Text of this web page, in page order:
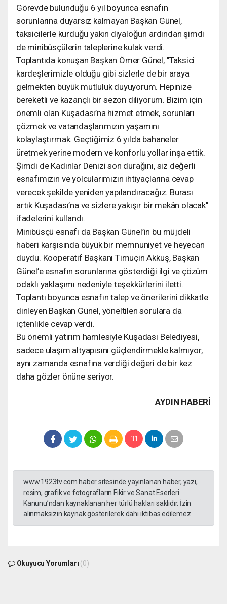
Görevde bulunduğu 6 yıl boyunca esnafın
sorunlarına duyarsız kalmayan Başkan Günel,
taksicilerle kurduğu yakın diyaloğun ardından şimdi
de minibüsçülerin taleplerine kulak verdi.
Toplantıda konuşan Başkan Ömer Günel, "Taksici
kardeşlerimizle olduğu gibi sizlerle de bir araya
gelmekten büyük mutluluk duyuyorum. Hepinize
bereketli ve kazançlı bir sezon diliyorum. Bizim için
önemli olan Kuşadası’na hizmet etmek, sorunları
çözmek ve vatandaşlarımızın yaşamını
kolaylaştırmak. Geçtiğimiz 6 yılda bahaneler
üretmek yerine modern ve konforlu yollar inşa ettik.
Şimdi de Kadınlar Denizi son durağını, siz değerli
esnafımızın ve yolcularımızın ihtiyaçlarına cevap
verecek şekilde yeniden yapılandıracağız. Burası
artık Kuşadası’na ve sizlere yakışır bir mekân olacak"
ifadelerini kullandı.
Minibüsçü esnafı da Başkan Günel’in bu müjdeli
haberi karşısında büyük bir memnuniyet ve heyecan
duydu. Kooperatif Başkanı Timuçin Akkuş, Başkan
Günel’e esnafın sorunlarına gösterdiği ilgi ve çözüm
odaklı yaklaşımı nedeniyle teşekkürlerini iletti.
Toplantı boyunca esnafın talep ve önerilerini dikkatle
dinleyen Başkan Günel, yöneltilen sorulara da
içtenlikle cevap verdi.
Bu önemli yatırım hamlesiyle Kuşadası Belediyesi,
sadece ulaşım altyapısını güçlendirmekle kalmıyor,
aynı zamanda esnafına verdiği değeri de bir kez
daha gözler önüne seriyor.
AYDIN HABERİ
www.1923tv.com haber sitesinde yayınlanan haber, yazı,
resim, grafik ve fotografların Fikir ve Sanat Eserleri
Kanunu’ndan kaynaklanan her türlü hakları saklıdır. İzin
alınmaksızın kaynak gösterilerek dahi iktibas edilemez.
Okuyucu Yorumları (0)